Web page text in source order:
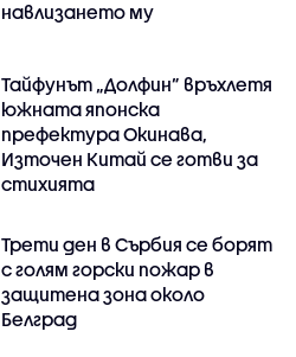
навлизането му
Тайфунът „Долфин” връхлетя
южната японска
префектура Окинава,
Източен Китай се готви за
стихията
Трети ден в Сърбия се борят
с голям горски пожар в
защитена зона около
Белград